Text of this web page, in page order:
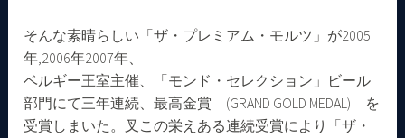
そんな素晴らしい「ザ・プレミアム・モルツ」が2005
年,2006年2007年、
ベルギー王室主催、「モンド・セレクション」ビール
部門にて三年連続、最高金賞 (GRAND GOLD MEDAL) を
受賞しまいた。叉この栄えある連続受賞により「ザ・